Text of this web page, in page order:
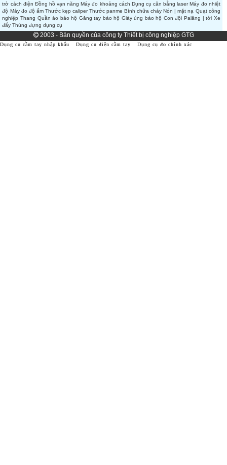
trở cách điện Đồng hồ vạn năng Máy đo khoảng cách Dụng cụ cân bằng laser Máy đo nhiệt
độ Máy đo độ ẩm Thước kẹp caliper Thước panme Bình chữa cháy Nón | mặt nạ Quạt công
nghiệp Thang Quần áo bảo hộ Găng tay bảo hộ Giày ủng bảo hộ Con đội Palăng | tời Xe
đẩy Thùng đựng dụng cụ
2003 - Bản quyền của công ty Thiết bị công nghiệp GTG
Dụng cụ cầm tay nhập khẩu Dụng cụ điện cầm tay Dụng cụ đo chính xác